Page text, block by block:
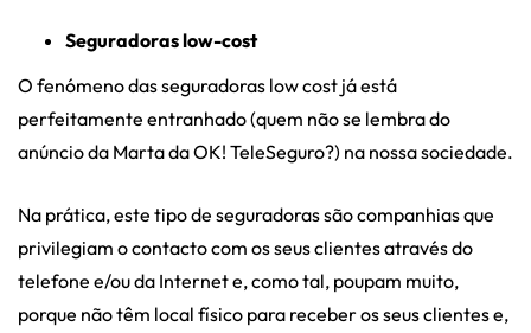
Seguradoras low-cost
O fenómeno das seguradoras low cost já está
perfeitamente entranhado (quem não se lembra do
anúncio da Marta da OK! TeleSeguro?) na nossa sociedade.
Na prática, este tipo de seguradoras são companhias que
privilegiam o contacto com os seus clientes através do
telefone e/ou da Internet e, como tal, poupam muito,
porque não têm local físico para receber os seus clientes e,